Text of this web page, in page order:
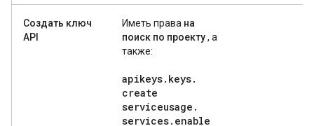
Создать ключ
API
Иметь права на
поиск по проекту, а
также:
apikeys. keys.
create
serviceusage .
services. enable